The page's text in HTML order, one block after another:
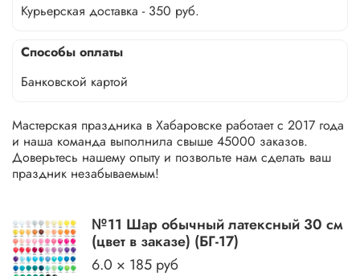
Курьерская доставка - 350 руб.
Способы оплаты
Банковской картой
№11 Шар обычный латексный 30 см
(цвет в заказе) (БГ-17)
6.0 × 185 руб
Мастерская праздника в Хабаровске работает с 2017 года
и наша команда выполнила свыше 45000 заказов.
Доверьтесь нашему опыту и позвольте нам сделать ваш
праздник незабываемым!